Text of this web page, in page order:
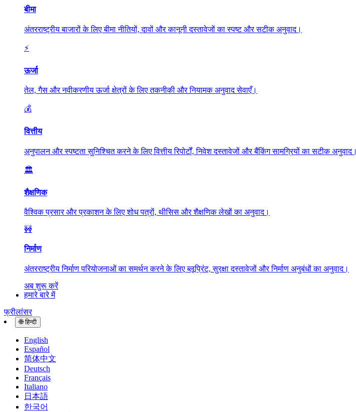
बीमा
अंतरराष्ट्रीय बाजारों के लिए बीमा नीतियों, दावों और कानूनी दस्तावेजों का स्पष्ट और सटीक अनुवाद।
⚡
ऊर्जा
तेल, गैस और नवीकरणीय ऊर्जा क्षेत्रों के लिए तकनीकी और नियामक अनुवाद सेवाएँ।
💰
वित्तीय
अनुपालन और स्पष्टता सुनिश्चित करने के लिए वित्तीय रिपोर्टों, निवेश दस्तावेजों और बैंकिंग सामग्रियों का सटीक अनुवाद।
🏛️
शैक्षणिक
वैश्विक प्रसार और प्रकाशन के लिए शोध पत्रों, थीसिस और शैक्षणिक लेखों का अनुवाद।
🚧
निर्माण
अंतरराष्ट्रीय निर्माण परियोजनाओं का समर्थन करने के लिए ब्लूप्रिंट, सुरक्षा दस्तावेजों और निर्माण अनुबंधों का अनुवाद।
अब शुरू करें
हमारे बारे में
फ्रीलांसर
🌐 हिन्दी
English
Español
简体中文
Deutsch
Français
Italiano
日本語
한국어